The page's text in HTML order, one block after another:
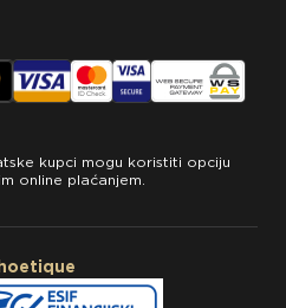
kupci mogu koristiti opciju
online plaćanjem.